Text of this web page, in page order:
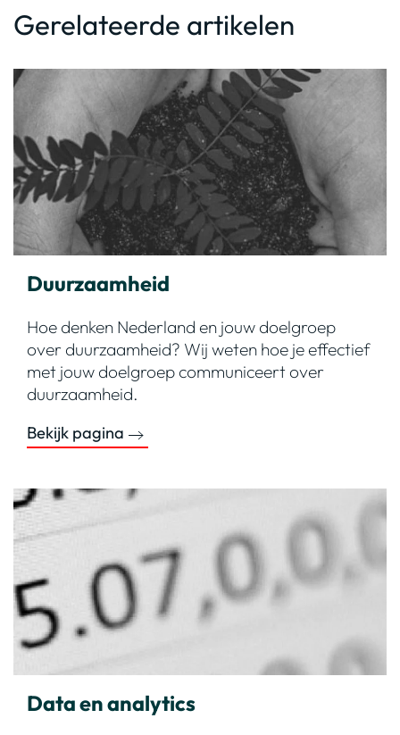
Gerelateerde artikelen
Duurzaamheid
Hoe denken Nederland en jouw doelgroep
over duurzaamheid? Wij weten hoe je effectief
met jouw doelgroep communiceert over
duurzaamheid.
Bekijk pagina
Data en analytics